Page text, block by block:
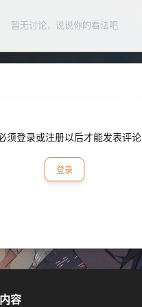
暂无讨论，说说你的看法吧
须登录或注册以后才能发表评论
登录
容